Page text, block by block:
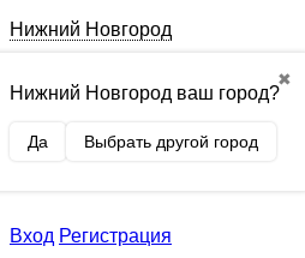
Нижний Новгород
✖
Нижний Новгород ваш город?
Да Выбрать другой город
Вход Регистрация